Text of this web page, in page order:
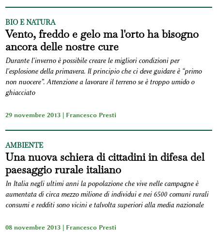
BIO E NATURA
Vento, freddo e gelo ma l'orto ha bisogno
ancora delle nostre cure
Durante l'inverno è possibile creare le migliori condizioni per
l'esplosione della primavera. Il principio che ci deve guidare è “primo
non nuocere”. Attenzione a lavorare il terreno se è troppo umido o
ghiacciato
29 novembre 2013 | Francesco Presti
AMBIENTE
Una nuova schiera di cittadini in difesa del
paesaggio rurale italiano
In Italia negli ultimi anni la popolazione che vive nelle campagne è
aumentata di circa mezzo milione di individui e nei 6500 comuni rurali
consumi e redditi sono vicini e talvolta superiori alla media nazionale
08 novembre 2013 | Francesco Presti